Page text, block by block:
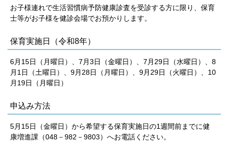
お子様連れで生活習慣病予防健康診査を受診する方に限り、保育
士等がお子様を健診会場でお預かりします。
保育実施日（令和8年）
6月15日（月曜日）、7月3日（金曜日）、7月29日（水曜日）、8
月1日（土曜日）、9月28日（月曜日）、9月29日（火曜日）、10
月19日（月曜日）
申込み方法
5月15日（金曜日）から希望する保育実施日の1週間前までに健
康増進課（048－982－9803）へお電話ください。